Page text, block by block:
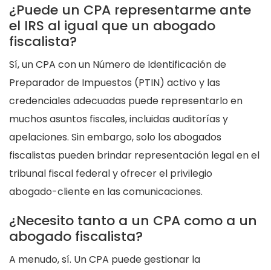
¿Puede un CPA representarme ante
el IRS al igual que un abogado
fiscalista?
Sí, un CPA con un Número de Identificación de
Preparador de Impuestos (PTIN) activo y las
credenciales adecuadas puede representarlo en
muchos asuntos fiscales, incluidas auditorías y
apelaciones. Sin embargo, solo los abogados
fiscalistas pueden brindar representación legal en el
tribunal fiscal federal y ofrecer el privilegio
abogado-cliente en las comunicaciones.
¿Necesito tanto a un CPA como a un
abogado fiscalista?
A menudo, sí. Un CPA puede gestionar la